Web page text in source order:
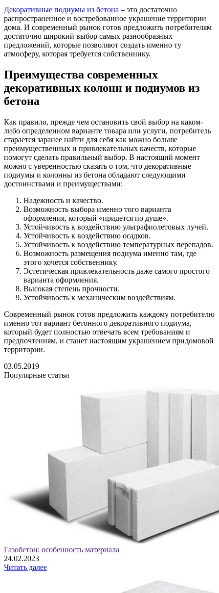
Декоративные подиумы из бетона – это достаточно
распространенное и востребованное украшение территории
дома. И современный рынок готов предложить потребителям
достаточно широкий выбор самых разнообразных
предложений, которые позволяют создать именно ту
атмосферу, которая требуется собственнику.
Преимущества современных
декоративных колонн и подиумов из
бетона
Как правило, прежде чем остановить свой выбор на каком-
либо определенном варианте товара или услуги, потребитель
старается заранее найти для себя как можно больше
преимущественных и привлекательных качеств, которые
помогут сделать правильный выбор. В настоящий момент
можно с уверенностью сказать о том, что декоративные
подиумы и колонны из бетона обладают следующими
достоинствами и преимуществами:
Надежность и качество.
Возможность выбора именно того варианта
оформления, который «придется по душе».
Устойчивость к воздействию ультрафиолетовых лучей.
Устойчивость к воздействию осадков.
Устойчивость к воздействию температурных перепадов.
Возможность размещения подиума именно там, где
этого хочется собственнику.
Эстетическая привлекательность даже самого простого
варианта оформления.
Высокая степень прочности.
Устойчивость к механическим воздействиям.
Современный рынок готов предложить каждому потребителю
именно тот вариант бетонного декоративного подиума,
который будет полностью отвечать всем требованиям и
предпочтениям, и станет настоящим украшением придомовой
территории.
03.05.2019
Популярные статьи
Газобетон: особенность материала
24.02.2023
Читать далее